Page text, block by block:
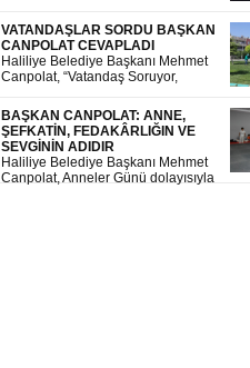
mahallesinde de aralıksız devam
ediyor
VATANDAŞLAR SORDU BAŞKAN
CANPOLAT CEVAPLADI
Haliliye Belediye Başkanı Mehmet
Canpolat, “Vatandaş Soruyor,
kapsamında vatandaşlarla bir araya
geldi
BAŞKAN CANPOLAT: ANNE,
ŞEFKATİN, FEDAKÂRLIĞIN VE
SEVGİNİN ADIDIR
Haliliye Belediye Başkanı Mehmet
Canpolat, Anneler Günü dolayısıyla